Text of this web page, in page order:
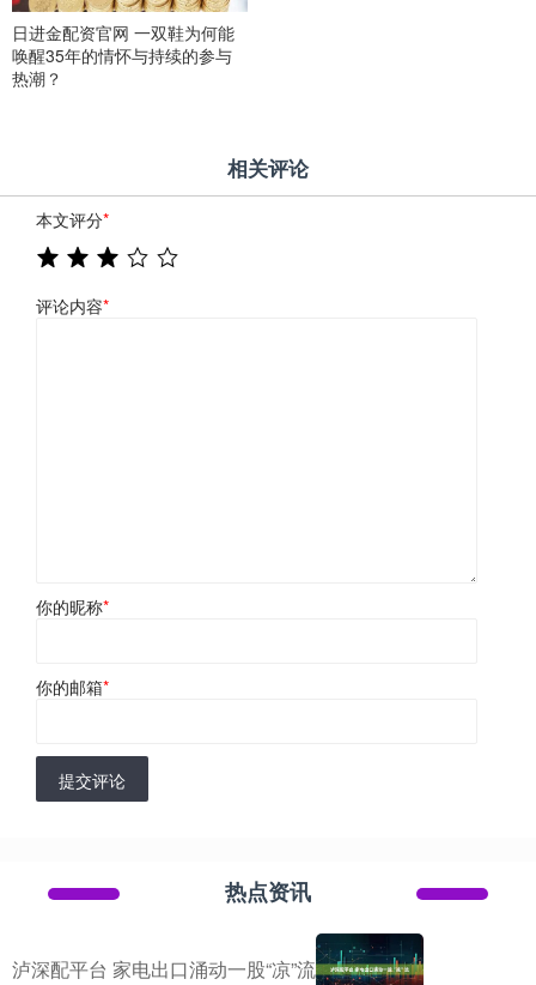
日进金配资官网 一双鞋为何能
唤醒35年的情怀与持续的参与
热潮？
相关评论
本文评分*
评论内容*
你的昵称*
你的邮箱*
提交评论
热点资讯
泸深配平台 家电出口涌动一股“凉”流